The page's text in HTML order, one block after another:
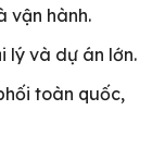
vận hành.
lý và dự án lớn.
toàn quốc,